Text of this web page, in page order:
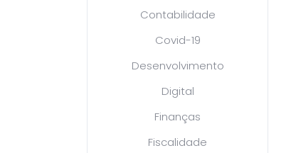
Contabilidade
Covid-19
Desenvolvimento
Digital
Finanças
Fiscalidade